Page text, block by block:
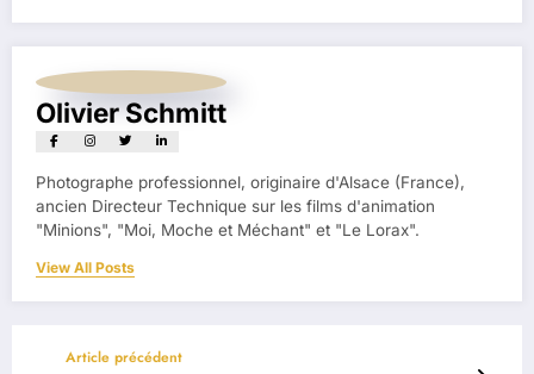
Olivier Schmitt
Photographe professionnel, originaire d'Alsace (France),
ancien Directeur Technique sur les films d'animation
"Minions", "Moi, Moche et Méchant" et "Le Lorax".
View All Posts
Article précédent